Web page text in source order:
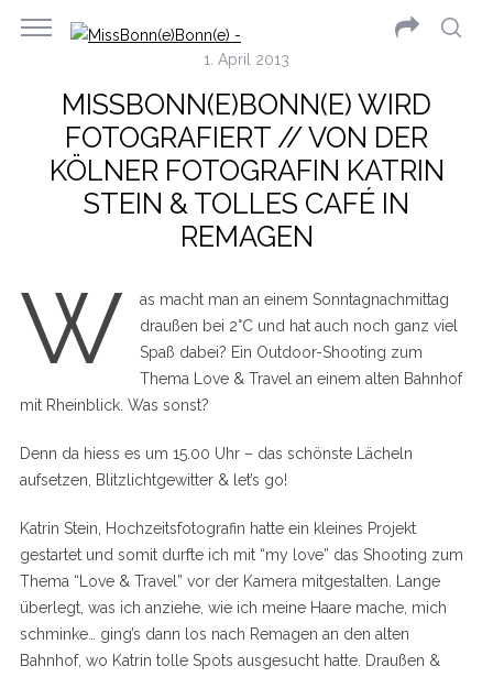
1. April 2013
MISSBONN(E)BONN(E) WIRD
FOTOGRAFIERT // VON DER
KÖLNER FOTOGRAFIN KATRIN
STEIN & TOLLES CAFÉ IN
REMAGEN
W
as macht man an einem Sonntagnachmittag
draußen bei 2°C und hat auch noch ganz viel
Spaß dabei? Ein Outdoor-Shooting zum
Thema Love & Travel an einem alten Bahnhof
mit Rheinblick. Was sonst?
Denn da hiess es um 15.00 Uhr – das schönste Lächeln
aufsetzen, Blitzlichtgewitter & let’s go!
Katrin Stein, Hochzeitsfotografin hatte ein kleines Projekt
gestartet und somit durfte ich mit “my love” das Shooting zum
Thema “Love & Travel” vor der Kamera mitgestalten. Lange
überlegt, was ich anziehe, wie ich meine Haare mache, mich
schminke… ging’s dann los nach Remagen an den alten
Bahnhof, wo Katrin tolle Spots ausgesucht hatte. Draußen &